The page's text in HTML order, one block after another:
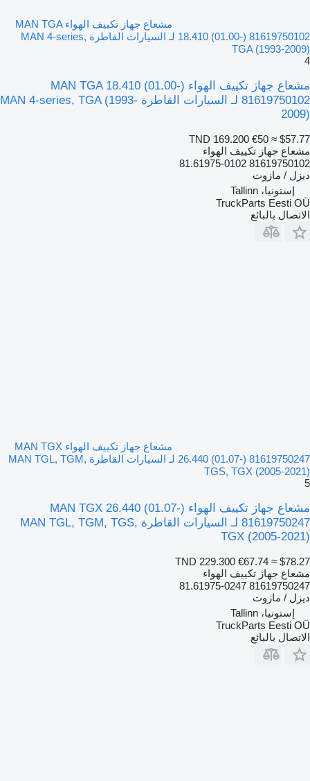
مشعاع جهاز تكييف الهواء MAN TGA
18.410 (01.00-) 81619750102 لـ السيارات القاطرة MAN 4-series,
TGA (1993-2009)
4
مشعاع جهاز تكييف الهواء MAN TGA 18.410 (01.00-)
81619750102 لـ السيارات القاطرة MAN 4-series, TGA (1993-
2009)
TND 169.200 €50 ≈ $57.77
مشعاع جهاز تكييف الهواء
81619750102 81.61975-0102
ديزل / مازوت
إستونيا، Tallinn
TruckParts Eesti OÜ
الاتصال بالبائع
مشعاع جهاز تكييف الهواء MAN TGX
26.440 (01.07-) 81619750247 لـ السيارات القاطرة MAN TGL, TGM,
TGS, TGX (2005-2021)
5
مشعاع جهاز تكييف الهواء MAN TGX 26.440 (01.07-)
81619750247 لـ السيارات القاطرة MAN TGL, TGM, TGS,
TGX (2005-2021)
TND 229.300 €67.74 ≈ $78.27
مشعاع جهاز تكييف الهواء
81619750247 81.61975-0247
ديزل / مازوت
إستونيا، Tallinn
TruckParts Eesti OÜ
الاتصال بالبائع